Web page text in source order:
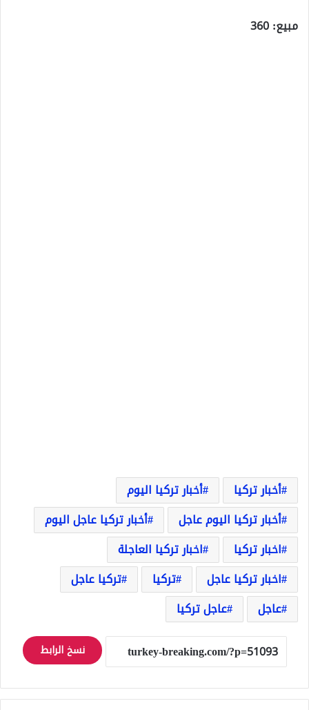
مبيع: 360
أخبار تركيا
أخبار تركيا اليوم
أخبار تركيا اليوم عاجل
أخبار تركيا عاجل اليوم
اخبار تركيا
اخبار تركيا العاجلة
اخبار تركيا عاجل
تركيا
تركيا عاجل
عاجل
عاجل تركيا
نسخ الرابط